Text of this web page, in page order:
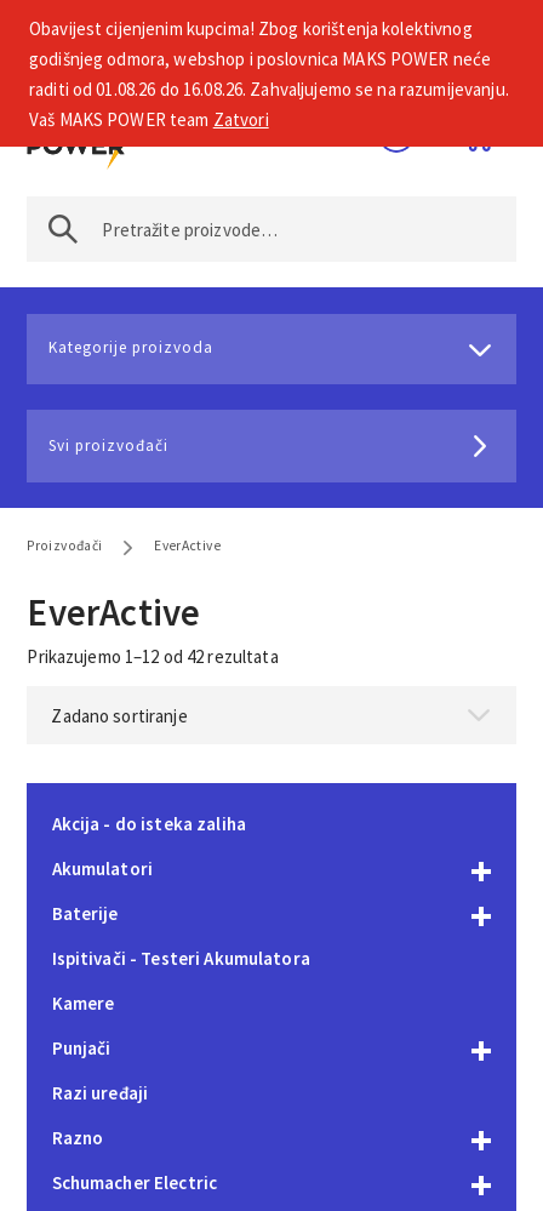
+385 1 2002 575
Kategorije proizvoda
Svi proizvođači
Proizvođači EverActive
EverActive
Prikazujemo 1–12 od 42 rezultata
Akcija - do isteka zaliha
Akumulatori
Baterije
Ispitivači - Testeri Akumulatora
Kamere
Punjači
Razi uređaji
Razno
Schumacher Electric
Obavijest cijenjenim kupcima! Zbog korištenja kolektivnog
godišnjeg odmora, webshop i poslovnica MAKS POWER neće
raditi od 01.08.26 do 16.08.26. Zahvaljujemo se na razumijevanju.
Vaš MAKS POWER team Zatvori